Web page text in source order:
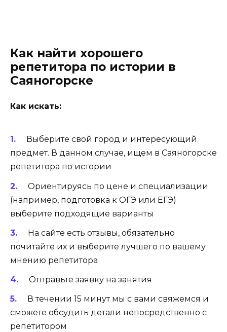
Как найти хорошего
репетитора по истории в
Саяногорске
Как искать:
Выберите свой город и интересующий
предмет. В данном случае, ищем в Саяногорске
репетитора по истории
Ориентируясь по цене и специализации
(например, подготовка к ОГЭ или ЕГЭ)
выберите подходящие варианты
На сайте есть отзывы, обязательно
почитайте их и выберите лучшего по вашему
мнению репетитора
Отправьте заявку на занятия
В течении 15 минут мы с вами свяжемся и
сможете обсудить детали непосредственно с
репетитором